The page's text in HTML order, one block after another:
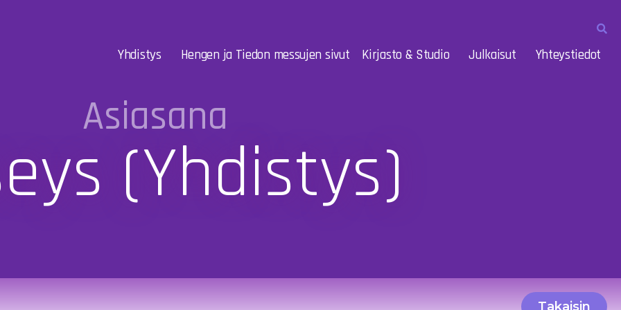
Yhdistys Hengen ja Tiedon messujen sivut Kirjasto & Studio Julkaisut Yhteystiedot
Asiasana
(yhdistys)
Takaisin